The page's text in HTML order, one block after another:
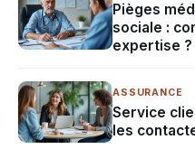
Pièges
sociale :
expertise ?
ASSURANCE
Service
les